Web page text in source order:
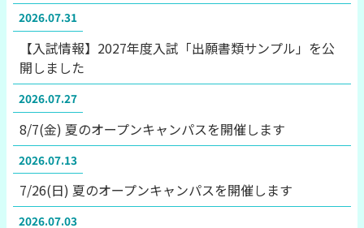
2026.07.31
【入試情報】2027年度入試「出願書類サンプル」を公
開しました
2026.07.27
8/7(金) 夏のオープンキャンパスを開催します
2026.07.13
7/26(日) 夏のオープンキャンパスを開催します
2026.07.03